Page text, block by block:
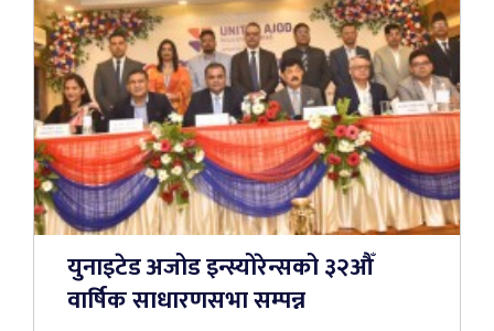
युनाइटेड अजोड इन्स्योरेन्सको ३२औँ
वार्षिक साधारणसभा सम्पन्न